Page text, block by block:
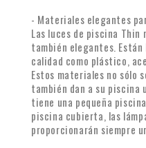
- Materiales elegantes
Las luces de piscina Thin
también elegantes.
calidad como plástico,
Estos materiales no sólo
también dan a su piscina
tiene una pequeña
piscina cubierta, las
proporcionarán siempre